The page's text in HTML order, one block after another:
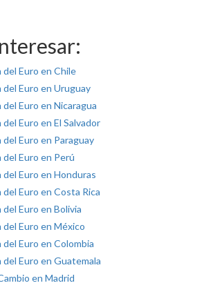
del Euro en Chile
del Euro en Uruguay
Euro en Nicaragua
Euro en El Salvador
Euro en Paraguay
Euro en Perú
Euro en Honduras
Euro en Costa Rica
Euro en Bolivia
del Euro en México
Euro en Colombia
Euro en Guatemala
en Madrid